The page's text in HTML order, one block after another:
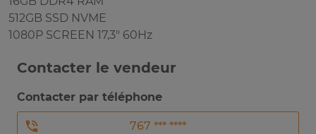
512GB SSD NVME
1080P SCREEN 17,3" 60Hz
Contacter le vendeur
Contacter par téléphone
767 *** ****